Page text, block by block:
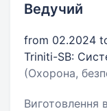
Ведучий
from 02.2024
Triniti-SB:
(Охорона,
Виготовлення